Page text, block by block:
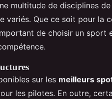
multitude de disciplines
variés. Que ce soit pour la
de choisir un sport
sur les meilleurs
les pilotes. En outre,